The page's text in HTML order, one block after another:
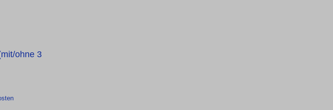
ohne 3